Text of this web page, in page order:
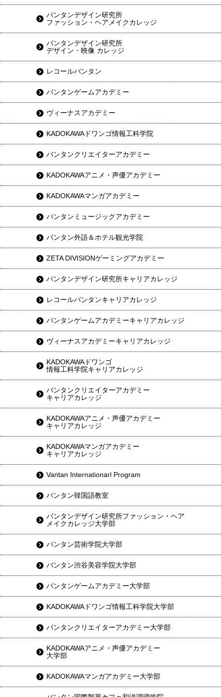
バンタンデザイン研究所
ファッション・ヘアメイクカレッジ
バンタンデザイン研究所
デザイン・映像 カレッジ
レコールバンタン
バンタンゲームアカデミー
ヴィーナスアカデミー
KADOKAWAドワンゴ情報工科学院
バンタンクリエイターアカデミー
KADOKAWAアニメ・声優アカデミー
KADOKAWAマンガアカデミー
バンタンミュージックアカデミー
バンタン外語＆ホテル観光学院
ZETA DIVISIONゲーミングアカデミー
バンタンデザイン研究所キャリアカレッジ
レコールバンタンキャリアカレッジ
バンタンゲームアカデミーキャリアカレッジ
ヴィーナスアカデミーキャリアカレッジ
KADOKAWAドワンゴ
情報工科学院キャリアカレッジ
バンタンクリエイターアカデミー
キャリアカレッジ
KADOKAWAアニメ・声優アカデミー
キャリアカレッジ
KADOKAWAマンガアカデミー
キャリアカレッジ
Vantan Internationarl Program
バンタン韓国語教室
バンタンデザイン研究所ファッション・ヘア
メイクカレッジ大学部
バンタン芸術学院大学部
バンタン渋谷美容学院大学部
バンタンゲームアカデミー大学部
KADOKAWAドワンゴ情報工科学院大学部
バンタンクリエイターアカデミー大学部
KADOKAWAアニメ・声優アカデミー
大学部
KADOKAWAマンガアカデミー大学部